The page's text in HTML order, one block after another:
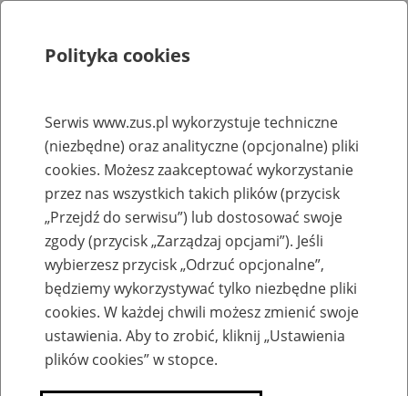
Rejestry, ewidencje i archiwa
Baza zlikwidowanych lub
przekształconych zakładów pracy
Nazwa zakładu pracy:
SZUKAJ
Polityka cookies
Serwis www.zus.pl wykorzystuje techniczne
(niezbędne) oraz analityczne (opcjonalne) pliki
cookies. Możesz zaakceptować wykorzystanie
przez nas wszystkich takich plików (przycisk
„Przejdź do serwisu”) lub dostosować swoje
zgody (przycisk „Zarządzaj opcjami”). Jeśli
wybierzesz przycisk „Odrzuć opcjonalne”,
będziemy wykorzystywać tylko niezbędne pliki
cookies. W każdej chwili możesz zmienić swoje
ustawienia. Aby to zrobić, kliknij „Ustawienia
plików cookies” w stopce.